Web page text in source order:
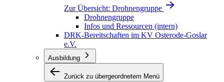
Zur Übersicht: Drohnengruppe
Drohnengruppe
Infos und Ressourcen (intern)
DRK-Bereitschaften im KV Osterode-Goslar
e.V.
Ausbildung
Zurück zu übergeordnetem Menü